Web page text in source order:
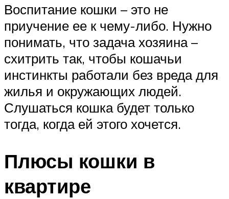
Воспитание кошки – это не
приучение ее к чему-либо. Нужно
понимать, что задача хозяина –
схитрить так, чтобы кошачьи
инстинкты работали без вреда для
жилья и окружающих людей.
Слушаться кошка будет только
тогда, когда ей этого хочется.
Плюсы кошки в
квартире